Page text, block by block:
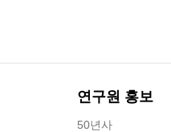
연구원 홍보
50년사